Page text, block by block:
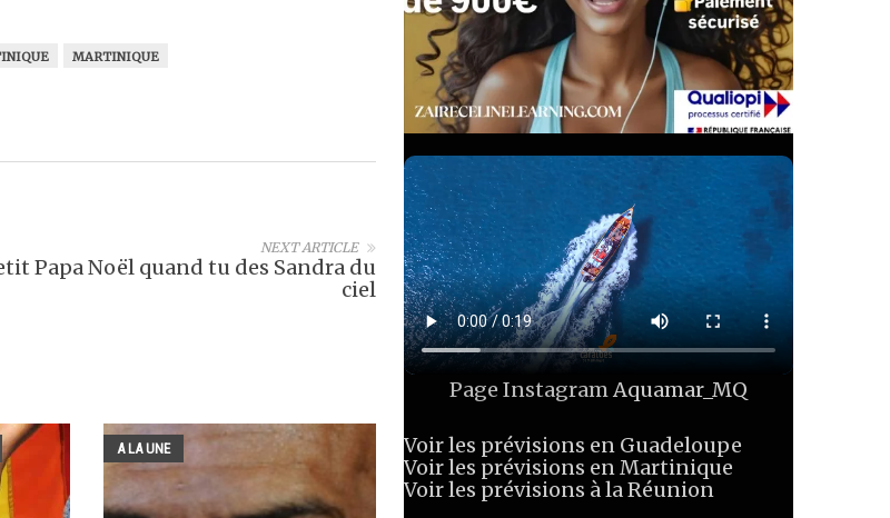
MARTINIQUE
NEXT ARTICLE
Papa Noël quand tu des Sandra du
ciel
A LA UNE
Page InstagramAquamar_MQ
Voir les prévisions en Guadeloupe
Voir les prévisions en Martinique
Voir les prévisions à la Réunion